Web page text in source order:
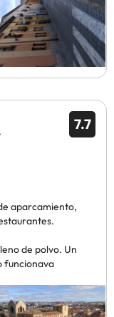
7.7
aparcamiento,
de polvo. Un
funcionava